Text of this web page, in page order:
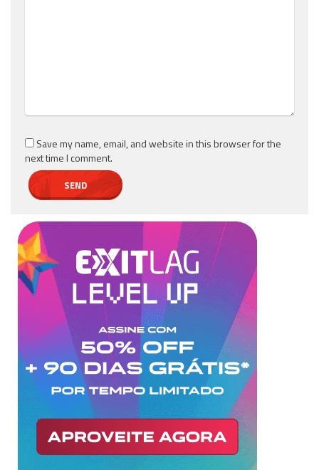
Save my name, email, and website in this browser for the
next time I comment.